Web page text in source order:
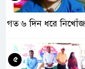
গত ৬ দিন ধরে নিখোঁজ
৫